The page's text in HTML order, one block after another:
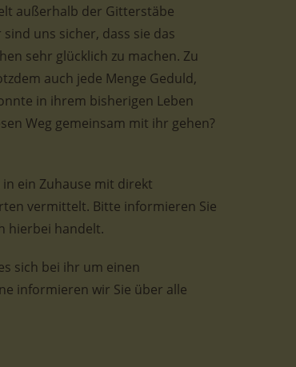
außerhalb der Gitterstäbe
uns sicher, dass sie das
sehr glücklich zu machen. Zu
auch jede Menge Geduld,
in ihrem bisherigen Leben
Weg gemeinsam mit ihr gehen?
ein Zuhause mit direkt
vermittelt. Bitte informieren Sie
hierbei handelt.
sich bei ihr um einen
informieren wir Sie über alle